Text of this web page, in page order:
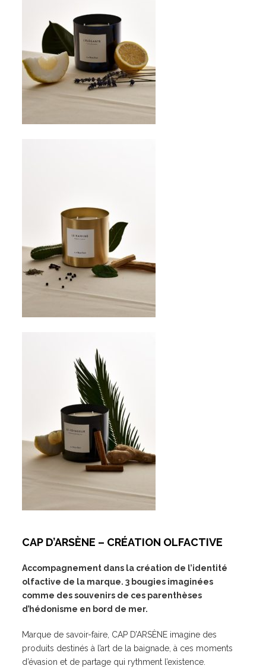
CAP D’ARSÈNE – CRÉATION OLFACTIVE
Accompagnement dans la création de l’identité
olfactive de la marque. 3 bougies imaginées
comme des souvenirs de ces parenthèses
d’hédonisme en bord de mer.
Marque de savoir-faire, CAP D’ARSÈNE imagine des
produits destinés à l’art de la baignade, à ces moments
d’évasion et de partage qui rythment l’existence.